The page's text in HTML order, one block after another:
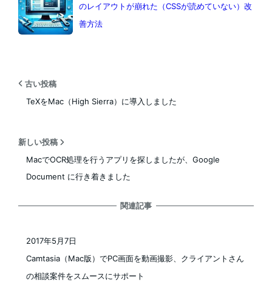
のレイアウトが崩れた（CSSが読めていない）改
善方法
古い投稿
TeXをMac（High Sierra）に導入しました
新しい投稿
MacでOCR処理を行うアプリを探しましたが、Google
Document に行き着きました
関連記事
Camtasia（Mac版）でPC画面を動画撮影、クライアントさん
の相談案件をスムースにサポート
2017年5月7日